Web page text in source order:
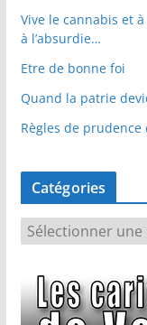
Vive le cannabis et à
à l’absurdie…
Etre de bonne foi
Quand la patrie
Règles de prudence
Catégories
é
g